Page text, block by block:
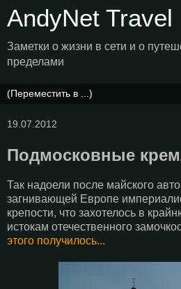
AndyNet Travel
Заметки о жизни в сети и о
пределами
19.07.2012
Подмосковные
Так надоели после майского
загнивающей Европе
крепости, что захотелось в
истокам отечественного
этого получилось...